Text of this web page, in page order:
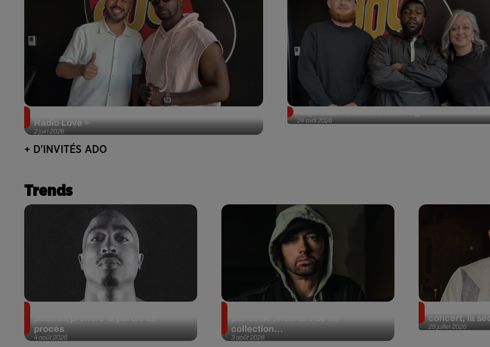
2 juin 2026
Radio Love »
24 avril 2026
+ D'INVITÉS ADO
Trends
4 août 2026
procès
3 août 2026
collection...
28 juillet 2026
concert, la